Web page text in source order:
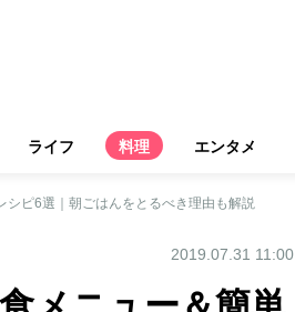
ライフ 料理 エンタメ
シピ6選｜朝ごはんをとるべき理由も解説
2019.07.31 11:00